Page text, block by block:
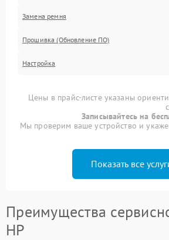
Замена ремня
Прошивка (Обновление ПО)
Настройка
Цены в прайс-листе указаны
Записывайтесь на
Мы проверим ваше устройство и
Показать все
Преимущества
HP